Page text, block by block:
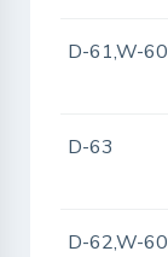
D-61,W-
D-63
D-62,W-